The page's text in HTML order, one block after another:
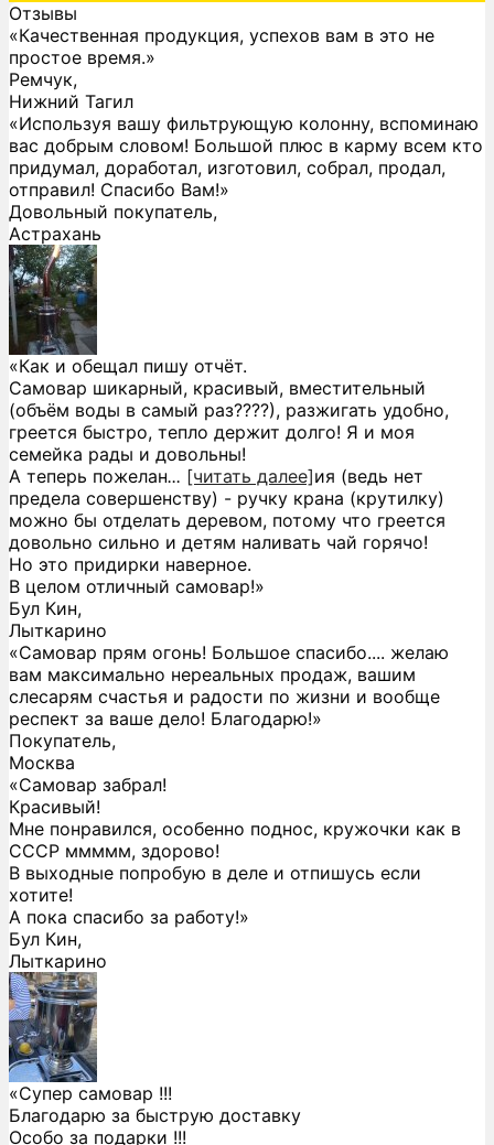
Отзывы
«Качественная продукция, успехов вам в это не
простое время.»
Ремчук,
Нижний Тагил
«Используя вашу фильтрующую колонну, вспоминаю
вас добрым словом! Большой плюс в карму всем кто
придумал, доработал, изготовил, собрал, продал,
отправил! Спасибо Вам!»
Довольный покупатель,
Астрахань
«Как и обещал пишу отчёт.
Самовар шикарный, красивый, вместительный
(объём воды в самый раз????), разжигать удобно,
греется быстро, тепло держит долго! Я и моя
семейка рады и довольны!
А теперь пожелан... [читать далее]ия (ведь нет
предела совершенству) - ручку крана (крутилку)
можно бы отделать деревом, потому что греется
довольно сильно и детям наливать чай горячо!
Но это придирки наверное.
В целом отличный самовар!»
Бул Кин,
Лыткарино
«Самовар прям огонь! Большое спасибо.... желаю
вам максимально нереальных продаж, вашим
слесарям счастья и радости по жизни и вообще
респект за ваше дело! Благодарю!»
Покупатель,
Москва
«Самовар забрал!
Красивый!
Мне понравился, особенно поднос, кружочки как в
СССР ммммм, здорово!
В выходные попробую в деле и отпишусь если
хотите!
А пока спасибо за работу!»
Бул Кин,
Лыткарино
«Супер самовар !!!
Благодарю за быструю доставку
Особо за подарки !!!